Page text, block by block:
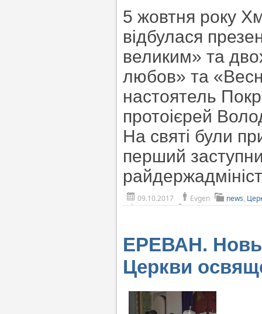
5 жовтня року
відбулася
великим» та
любов» та
настоятель
протоієрей
На святі були
перший
09.10.2017 Evgen news,
ЕРЕВАН.
Церкви